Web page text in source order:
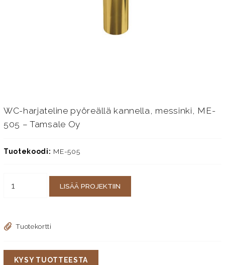
WC-harjateline pyöreällä kannella, messinki, ME-
505 – Tamsale Oy
Tuotekoodi: ME-505
LISÄÄ PROJEKTIIN
Tuotekortti
KYSY TUOTTEESTA